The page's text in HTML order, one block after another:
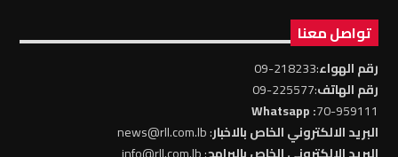
تواصل معنا
رقم الهواء:218233-09
رقم الهاتف:225577-09
70-959111
: Whatsapp
البريد الالكتروني الخاص بالاخبار: news@rll.com.lb